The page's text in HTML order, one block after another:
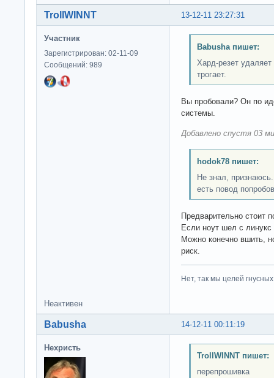
13-12-11 23:27:31
TrollWINNT
Участник
Зарегистрирован: 02-11-09
Сообщений: 989
Babusha пишет:
Хард-резет
трогает.
Вы пробовали? Он по
системы.
Добавлено спустя 03
hodok78 пишет:
Не знал,
есть повод
Предварительно стоит
Если ноут шел с линукс
Можно конечно вшить,
риск.
Нет, так мы целей
Неактивен
14-12-11 00:11:19
Babusha
Нехристь
TrollWINNT пишет:
перепрошивка